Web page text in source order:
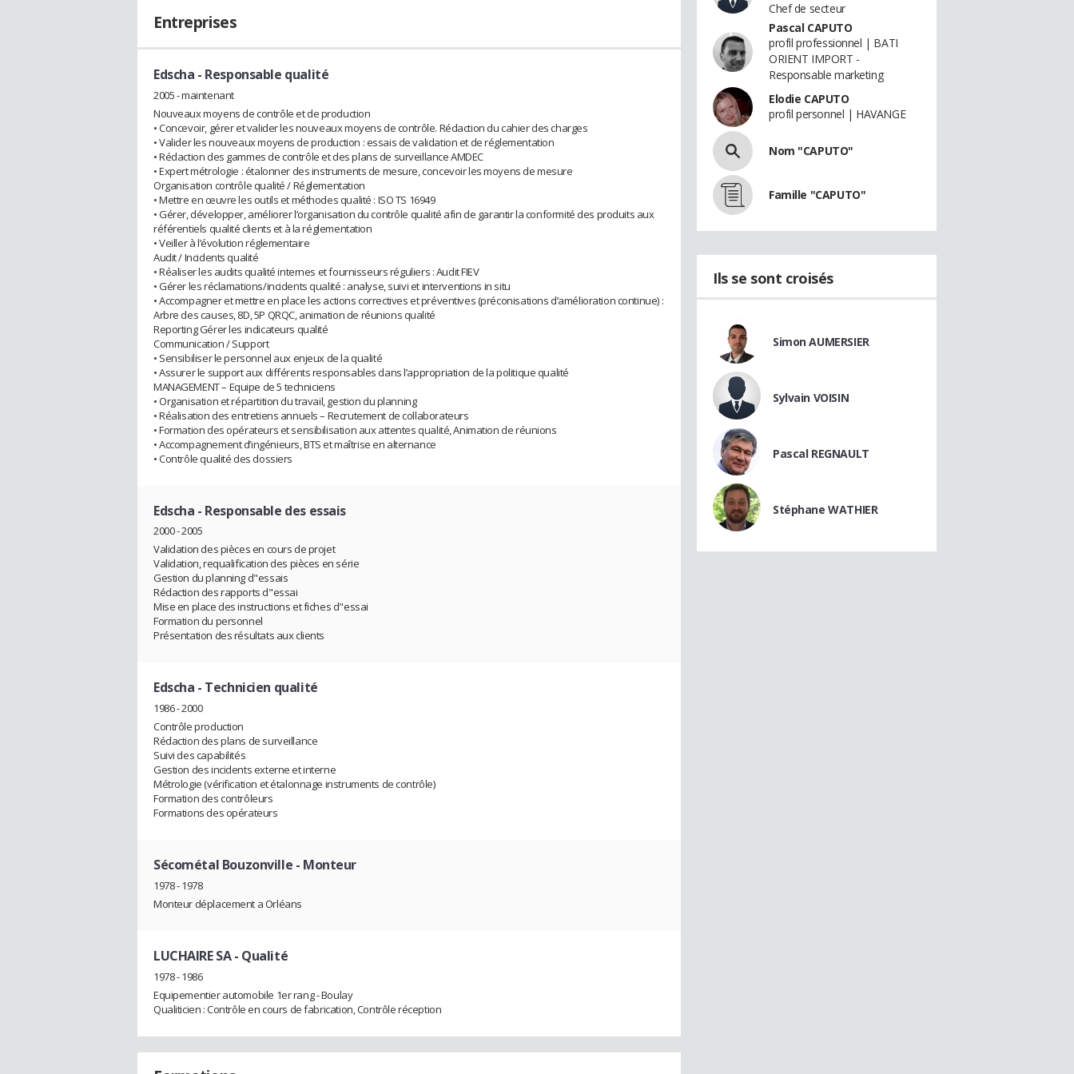
Entreprises
Edscha - Responsable qualité
2005 - maintenant
Nouveaux moyens de contrôle et de production
• Concevoir, gérer et valider les nouveaux moyens de contrôle. Rédaction du cahier des charges
• Valider les nouveaux moyens de production : essais de validation et de réglementation
• Rédaction des gammes de contrôle et des plans de surveillance AMDEC
• Expert métrologie : étalonner des instruments de mesure, concevoir les moyens de mesure
Organisation contrôle qualité / Réglementation
• Mettre en œuvre les outils et méthodes qualité : ISO TS 16949
• Gérer, développer, améliorer l’organisation du contrôle qualité afin de garantir la conformité des produits aux
référentiels qualité clients et à la réglementation
• Veiller à l’évolution réglementaire
Audit / Incidents qualité
• Réaliser les audits qualité internes et fournisseurs réguliers : Audit FIEV
• Gérer les réclamations/incidents qualité : analyse, suivi et interventions in situ
• Accompagner et mettre en place les actions correctives et préventives (préconisations d’amélioration continue) :
Arbre des causes, 8D, 5P QRQC, animation de réunions qualité
Reporting Gérer les indicateurs qualité
Communication / Support
• Sensibiliser le personnel aux enjeux de la qualité
• Assurer le support aux différents responsables dans l’appropriation de la politique qualité
MANAGEMENT – Equipe de 5 techniciens
• Organisation et répartition du travail, gestion du planning
• Réalisation des entretiens annuels – Recrutement de collaborateurs
• Formation des opérateurs et sensibilisation aux attentes qualité, Animation de réunions
• Accompagnement d’ingénieurs, BTS et maîtrise en alternance
• Contrôle qualité des dossiers
Edscha - Responsable des essais
2000 - 2005
Validation des pièces en cours de projet
Validation, requalification des pièces en série
Gestion du planning d"essais
Rédaction des rapports d"essai
Mise en place des instructions et fiches d"essai
Formation du personnel
Présentation des résultats aux clients
Edscha - Technicien qualité
1986 - 2000
Contrôle production
Rédaction des plans de surveillance
Suivi des capabilités
Gestion des incidents externe et interne
Métrologie (vérification et étalonnage instruments de contrôle)
Formation des contrôleurs
Formations des opérateurs
Sécométal Bouzonville - Monteur
1978 - 1978
Monteur déplacement a Orléans
LUCHAIRE SA- Qualité
1978 - 1986
Equipementier automobile 1er rang - Boulay
Qualiticien : Contrôle en cours de fabrication, Contrôle réception
Chef de secteur
Pascal CAPUTO
profil professionnel | BATI
ORIENT IMPORT -
Responsable marketing
Elodie CAPUTO
profil personnel | HAVANGE
Nom "CAPUTO"
Famille "CAPUTO"
Ils se sont croisés
Simon AUMERSIER
Sylvain VOISIN
Pascal REGNAULT
Stéphane WATHIER